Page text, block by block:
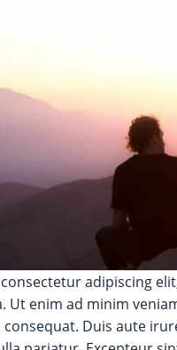
adipiscing
Ut enim ad minim
Duis aute